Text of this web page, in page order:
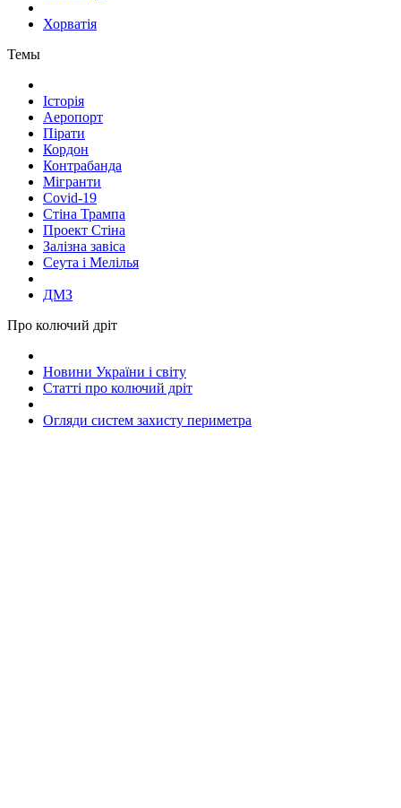
Хорватія
Темы
Історія
Аеропорт
Пірати
Кордон
Контрабанда
Мігранти
Covid-19
Стіна Трампа
Проект Стіна
Залізна завіса
Сеута і Мелілья
ДМЗ
Про колючий дріт
Новини України і світу
Статті про колючий дріт
Огляди систем захисту периметра